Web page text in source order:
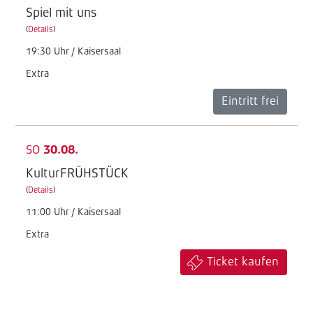
Spiel mit uns
(Details)
19:30 Uhr / Kaisersaal
Extra
Eintritt frei
SO 30.08.
KulturFRÜHSTÜCK
(Details)
11:00 Uhr / Kaisersaal
Extra
Ticket kaufen